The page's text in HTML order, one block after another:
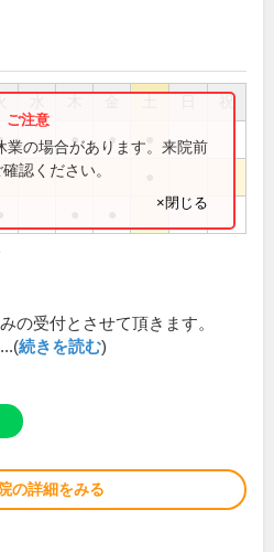
祝
● ●
業の場合があります。来院前
認ください。
×閉じる
の受付とさせて頂きます。
続きを読む)
の詳細をみる